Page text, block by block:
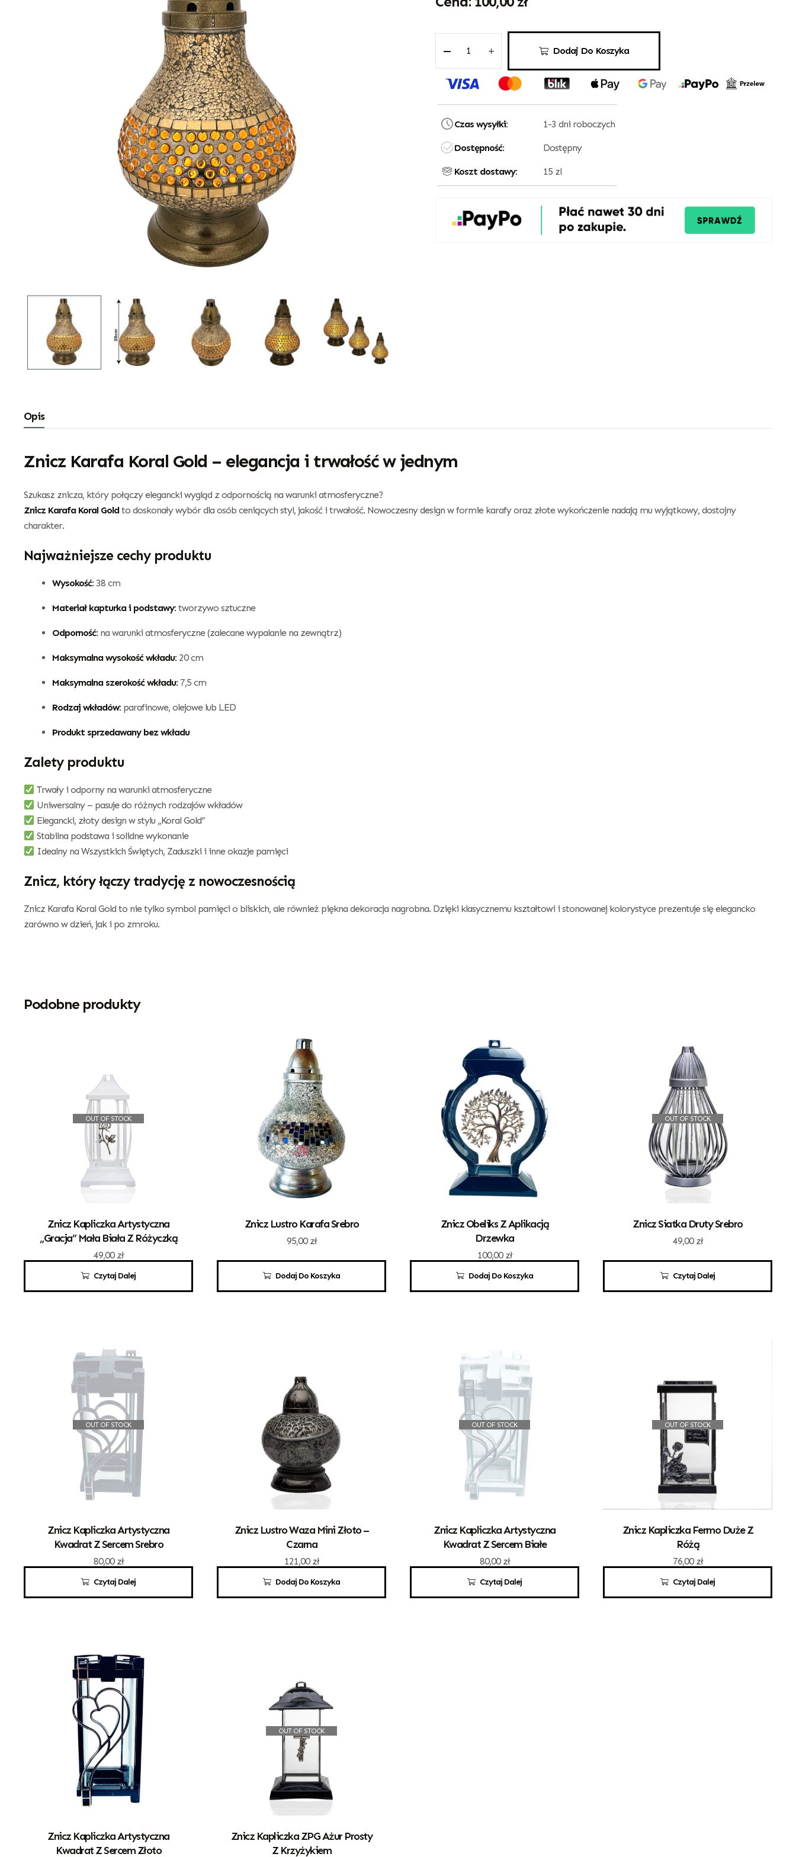
Dodaj Do Koszyka
Czas wysyłki: 1-3 dni roboczych
Dostępność: Dostępny
Koszt dostawy: 15 zl
Opis
Znicz Karafa Koral Gold – elegancja i trwałość w jednym
Szukasz znicza, który połączy elegancki wygląd z odpornością na warunki atmosferyczne?
Znicz Karafa Koral Goldto doskonały wybór dla osób ceniących styl, jakość i trwałość. Nowoczesny design w formie karafy oraz złote wykończenie nadają mu wyjątkowy, dostojny
charakter.
Najważniejsze cechy produktu
Wysokość: 38 cm
Materiał kapturka i podstawy: tworzywo sztuczne
Odporność: na warunki atmosferyczne (zalecane wypalanie na zewnątrz)
Maksymalna wysokość wkładu: 20 cm
Maksymalna szerokość wkładu: 7,5 cm
Rodzaj wkładów: parafinowe, olejowe lub LED
Produkt sprzedawany bez wkładu
Zalety produktu
Trwały i odporny na warunki atmosferyczne
Uniwersalny – pasuje do różnych rodzajów wkładów
Elegancki, złoty design w stylu „Koral Gold”
Stabilna podstawa i solidne wykonanie
Idealny na Wszystkich Świętych, Zaduszki i inne okazje pamięci
Znicz, który łączy tradycję z nowoczesnością
Znicz Karafa Koral Gold to nie tylko symbol pamięci o bliskich, ale również piękna dekoracja nagrobna. Dzięki klasycznemu kształtowi i stonowanej kolorystyce prezentuje się elegancko
zarówno w dzień, jak i po zmroku.
Podobne produkty
OUT OF STOCK
Czytaj Dalej
Znicz Kapliczka Artystyczna
„Gracja” Mała Biała Z Różyczką
49,00 zł
Dodaj Do Koszyka
Znicz Lustro Karafa Srebro
95,00 zł
Dodaj Do Koszyka
Znicz Obeliks Z Aplikacją
Drzewka
100,00 zł
OUT OF STOCK
Czytaj Dalej
Znicz Siatka Druty Srebro
49,00 zł
OUT OF STOCK
Czytaj Dalej
Znicz Kapliczka Artystyczna
Kwadrat Z Sercem Srebro
80,00 zł
Dodaj Do Koszyka
Znicz Lustro Waza Mini Złoto –
Czarna
121,00 zł
OUT OF STOCK
Czytaj Dalej
Znicz Kapliczka Artystyczna
Kwadrat Z Sercem Białe
80,00 zł
OUT OF STOCK
Czytaj Dalej
Znicz Kapliczka Fermo Duże Z
Różą
76,00 zł
Znicz Kapliczka Artystyczna
Kwadrat Z Sercem Złoto
OUT OF STOCK
Znicz Kapliczka ZPG Ażur Prosty
Z Krzyżykiem